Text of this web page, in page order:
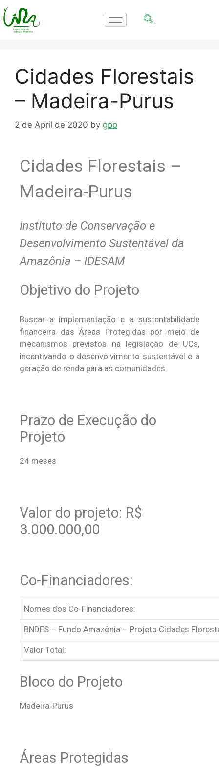
Cidades Florestais
– Madeira-Purus
2 de April de 2020 by gpo
Cidades Florestais –
Madeira-Purus
Instituto de Conservação e
Desenvolvimento Sustentável da
Amazônia – IDESAM
Objetivo do Projeto
Buscar a implementação e a sustentabilidade
financeira das Áreas Protegidas por meio de
mecanismos previstos na legislação de UCs,
incentivando o desenvolvimento sustentável e a
geração de renda para as comunidades.
Prazo de Execução do
Projeto
24 meses
Valor do projeto: R$
3.000.000,00
Co-Financiadores:
Nomes dos Co-Financiadores:
BNDES – Fundo Amazônia – Projeto Cidades
Valor Total:
Bloco do Projeto
Madeira-Purus
Áreas Protegidas